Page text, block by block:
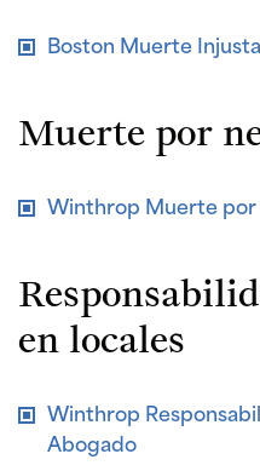
Boston Muerte
Muerte por
Winthrop Muerte
en locales
Winthrop
Abogado